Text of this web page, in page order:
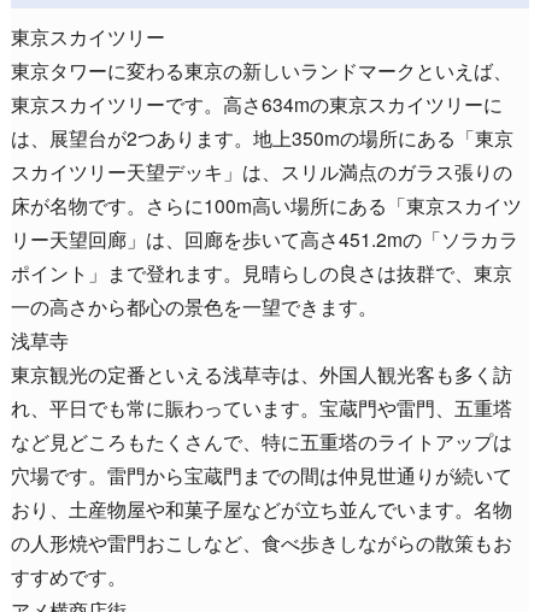
東京スカイツリー
東京タワーに変わる東京の新しいランドマークといえば、
東京スカイツリーです。高さ634mの東京スカイツリーに
は、展望台が2つあります。地上350mの場所にある「東京
スカイツリー天望デッキ」は、スリル満点のガラス張りの
床が名物です。さらに100m高い場所にある「東京スカイツ
リー天望回廊」は、回廊を歩いて高さ451.2mの「ソラカラ
ポイント」まで登れます。見晴らしの良さは抜群で、東京
一の高さから都心の景色を一望できます。
浅草寺
東京観光の定番といえる浅草寺は、外国人観光客も多く訪
れ、平日でも常に賑わっています。宝蔵門や雷門、五重塔
など見どころもたくさんで、特に五重塔のライトアップは
穴場です。雷門から宝蔵門までの間は仲見世通りが続いて
おり、土産物屋や和菓子屋などが立ち並んでいます。名物
の人形焼や雷門おこしなど、食べ歩きしながらの散策もお
すすめです。